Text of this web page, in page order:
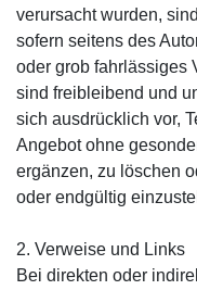
verursacht wurden,
sofern seitens des
oder grob fahrlässiges
sind freibleibend und
sich ausdrücklich vor,
Angebot ohne
ergänzen, zu löschen
oder endgültig
2. Verweise und Links
Bei direkten oder